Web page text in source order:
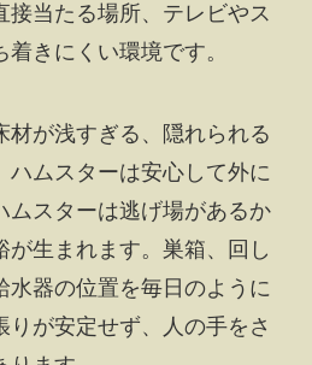
接当たる場所、テレビやス
きにくい環境です。
材が浅すぎる、隠れられる
ハムスターは安心して外に
ムスターは逃げ場があるか
が生まれます。巣箱、回し
水器の位置を毎日のように
が安定せず、人の手をさ